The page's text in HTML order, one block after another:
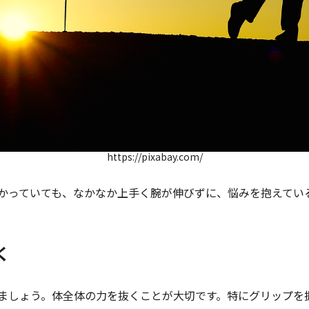
https://pixabay.com/
ていても、なかなか上手く腕が伸びずに、悩みを抱えて
ょう。体全体の力を抜くことが大切です。特にグリップ